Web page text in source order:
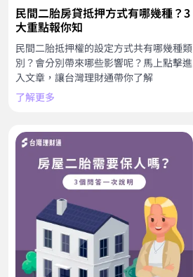
民間二胎房貸抵押方式有哪幾種？3
大重點報你知
民間二胎抵押權的設定方式共有哪幾種類
別？會分別帶來哪些影響呢？馬上點擊進
入文章，讓台灣理財通帶你了解
了解更多